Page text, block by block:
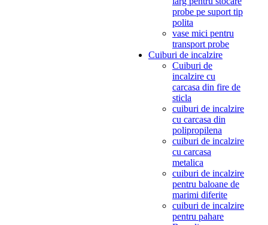
probe pe suport tip
polita
vase mici pentru
transport probe
Cuiburi de incalzire
Cuiburi de
incalzire cu
carcasa din fire de
sticla
cuiburi de incalzire
cu carcasa din
polipropilena
cuiburi de incalzire
cu carcasa
metalica
cuiburi de incalzire
pentru baloane de
marimi diferite
cuiburi de incalzire
pentru pahare